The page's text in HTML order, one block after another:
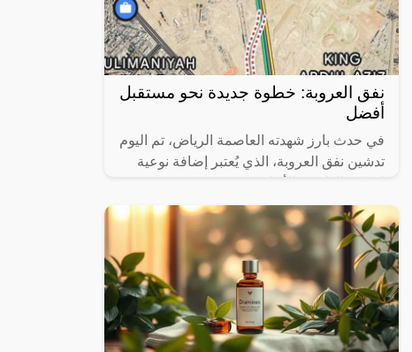
نفق العروبة: خطوة جديدة نحو مستقبل
أفضل
في حدث بارز شهدته العاصمة الرياض، تم اليوم
تدشين نفق العروبة، الذي يُعتبر إضافة نوعية
الملك سلمان العملاق. هذا المشروع لا